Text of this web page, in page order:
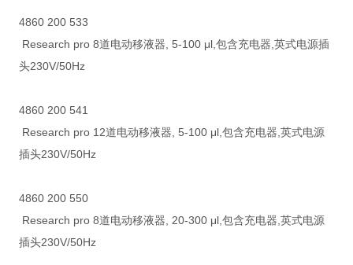
4860 200 533
Research pro 8道电动移液器, 5-100 μl,包含充电器,英式电源插
头230V/50Hz
4860 200 541
Research pro 12道电动移液器, 5-100 μl,包含充电器,英式电源
插头230V/50Hz
4860 200 550
Research pro 8道电动移液器, 20-300 μl,包含充电器,英式电源
插头230V/50Hz